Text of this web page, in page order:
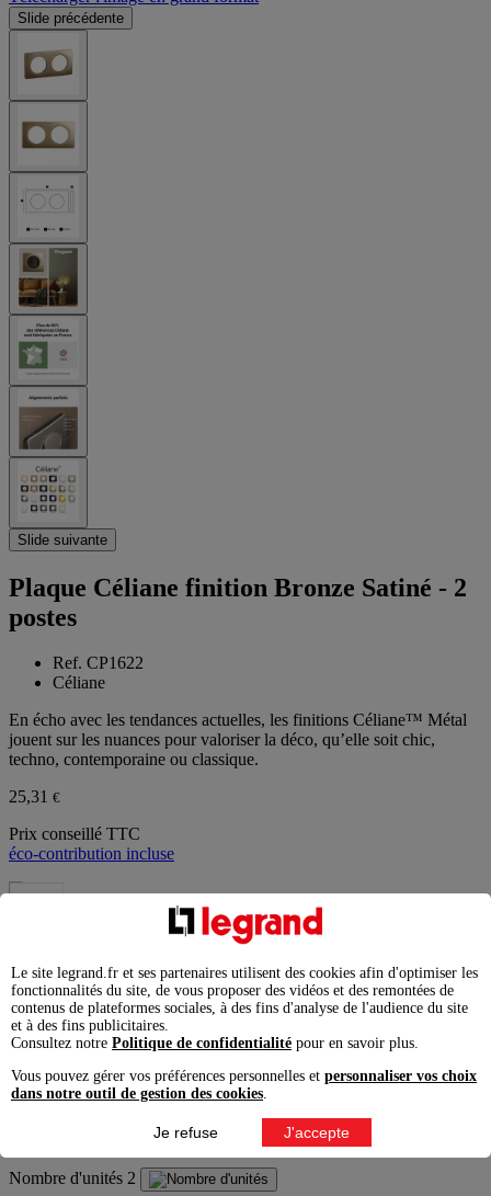
Slide précédente
Slide suivante
Plaque Céliane finition Bronze Satiné - 2
postes
Ref. CP1622
Céliane
En écho avec les tendances actuelles, les finitions Céliane™ Métal
jouent sur les nuances pour valoriser la déco, qu’elle soit chic,
techno, contemporaine ou classique.
25,31 €
Prix conseillé TTC
éco-contribution incluse
Acier Satiné
Alu Satiné
Bronze Satiné
Laiton Satiné
Nombre d'unités 2
Le site legrand.fr et ses partenaires utilisent des cookies afin d'optimiser les
fonctionnalités du site, de vous proposer des vidéos et des remontées de
contenus de plateformes sociales, à des fins d'analyse de l'audience du site
et à des fins publicitaires.
Consultez notre Politique de confidentialité pour en savoir plus.
Vous pouvez gérer vos préférences personnelles et personnaliser vos choix
dans notre outil de gestion des cookies
Je refuse J'accepte